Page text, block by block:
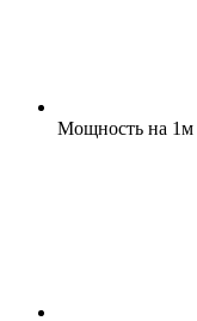
Мощность на 1м